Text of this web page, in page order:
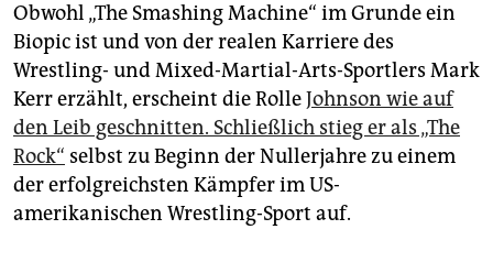
Obwohl „The Smashing Machine“ im Grunde ein
Biopic ist und von der realen Karriere des
Wrestling- und Mixed-Martial-Arts-Sportlers Mark
Kerr erzählt, erscheint die RolleJohnson wie auf
den Leib geschnitten. Schließlich stieg er als „The
Rock“ selbst zu Beginn der Nullerjahre zu einem
der erfolgreichsten Kämpfer im US-
amerikanischen Wrestling-Sport auf.